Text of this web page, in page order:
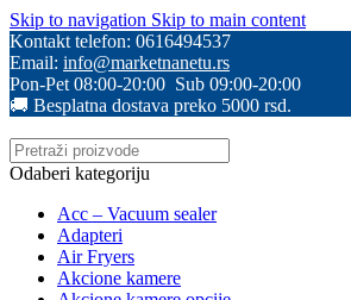
Skip to navigation Skip to main content
Kontakt telefon: 0616494537
Email: info@marketnanetu.rs
Pon-Pet 08:00-20:00 Sub 09:00-20:00
🚚 Besplatna dostava preko 5000 rsd.
Odaberi kategoriju
Acc – Vacuum sealer
Adapteri
Air Fryers
Akcione kamere